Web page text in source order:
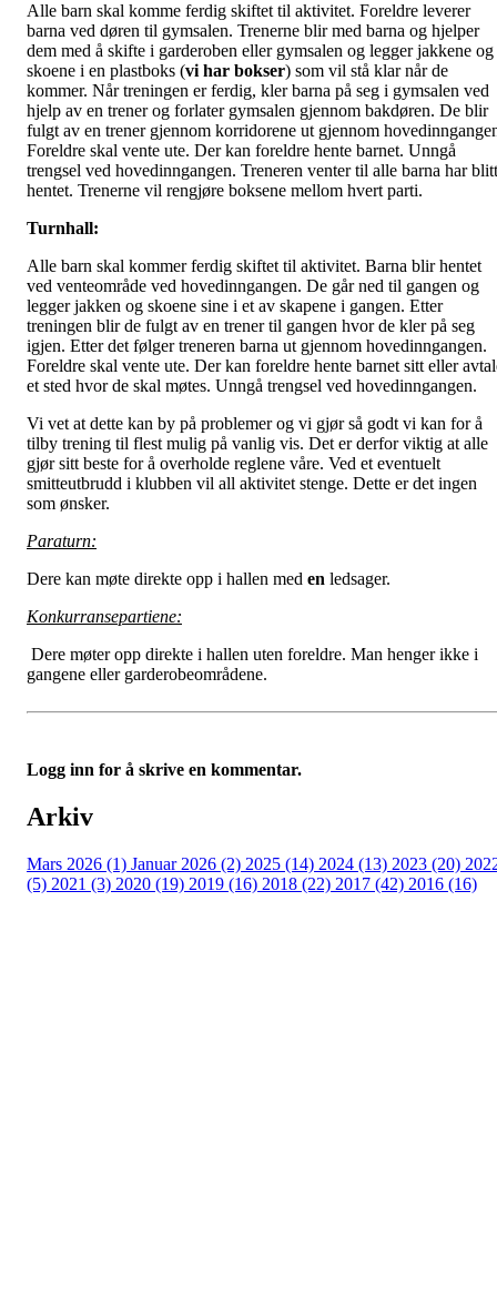
Alle barn skal komme ferdig skiftet til aktivitet. Foreldre leverer
barna ved døren til gymsalen. Trenerne blir med barna og hjelper
dem med å skifte i garderoben eller gymsalen og legger jakkene og
skoene i en plastboks (vi har bokser) som vil stå klar når de
kommer. Når treningen er ferdig, kler barna på seg i gymsalen ved
hjelp av en trener og forlater gymsalen gjennom bakdøren. De blir
fulgt av en trener gjennom korridorene ut gjennom
Foreldre skal vente ute. Der kan foreldre hente barnet. Unngå
trengsel ved hovedinngangen. Treneren venter til alle barna har blitt
hentet. Trenerne vil rengjøre boksene mellom hvert parti.
Turnhall:
Alle barn skal kommer ferdig skiftet til aktivitet. Barna blir hentet
ved venteområde ved hovedinngangen. De går ned til gangen og
legger jakken og skoene sine i et av skapene i gangen. Etter
treningen blir de fulgt av en trener til gangen hvor de kler på seg
igjen. Etter det følger treneren barna ut gjennom hovedinngangen.
Foreldre skal vente ute. Der kan foreldre hente barnet sitt eller
et sted hvor de skal møtes. Unngå trengsel ved hovedinngangen.
Vi vet at dette kan by på problemer og vi gjør så godt vi kan for å
tilby trening til flest mulig på vanlig vis. Det er derfor viktig at alle
gjør sitt beste for å overholde reglene våre. Ved et eventuelt
smitteutbrudd i klubben vil all aktivitet stenge. Dette er det ingen
som ønsker.
Paraturn:
Dere kan møte direkte opp i hallen med en ledsager.
Konkurransepartiene:
Dere møter opp direkte i hallen uten foreldre. Man henger ikke i
gangene eller garderobeområdene.
Logg inn for å skrive en kommentar.
Arkiv
Mars 2026 (1) Januar 2026 (2) 2025 (14) 2024 (13) 2023 (20)
(5) 2021 (3) 2020 (19) 2019 (16) 2018 (22) 2017 (42) 2016 (16)